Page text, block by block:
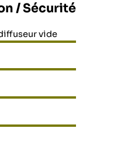
/ Sécurité
vide